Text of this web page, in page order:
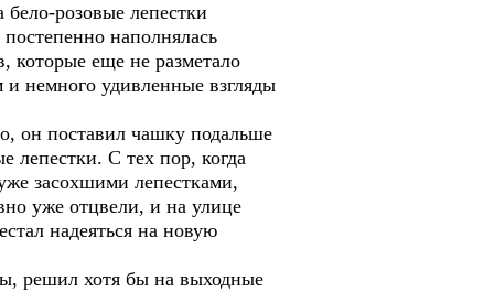
розовые лепестки
наполнялась
которые еще не разметало
немного удивленные взгляды
он поставил чашку подальше
лепестки. С тех пор, когда
засохшими лепестками,
уже отцвели, и на улице
надеяться на новую
решил хотя бы на выходные